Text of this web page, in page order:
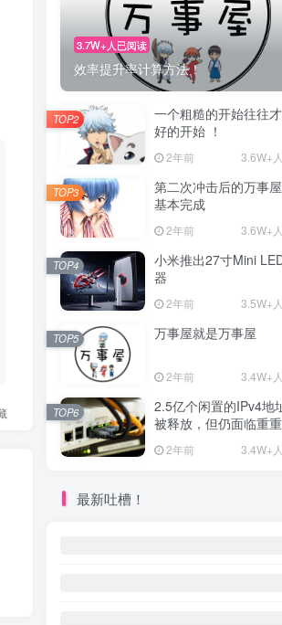
3.7W+人已阅读
效率提升率计算方法！
一个粗糙的开始往往
好的开始 ！
2年前 3.6W+
TOP2
第二次冲击后的万事
基本完成
2年前 3.6W+
TOP3
小米推出27寸Mini
器
2年前 3.5W+
TOP4
万事屋就是万事屋
2年前 3.4W+
TOP5
2.5亿个闲置的IPv4地
被释放，但仍面临重
2年前 3.4W+
TOP6
最新吐槽！